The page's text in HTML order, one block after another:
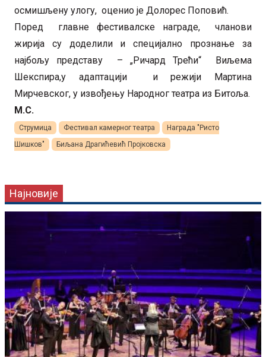
осмишљену улогу, оценио је Долорес Поповић.
Поред главне фестивалске награде, чланови
жирија су доделили и специјално прознање за
најбољу представу – „Ричард Трећи“ Виљема
Шекспира,у адаптацији и режији Мартина
Мирчевског, у извођењу Народног театра из Битоља.
М.С.
Струмица Фестивал камерног театра
Награда "Ристо
Шишков"
Биљана Драгићевић Пројковска
Најновије